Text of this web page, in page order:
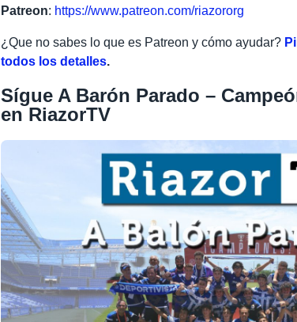
Patreon: https://www.patreon.com/riazororg
¿Que no sabes lo que es Patreon y cómo ayudar?
todos los detalles.
Sígue A Barón Parado –
en RiazorTV